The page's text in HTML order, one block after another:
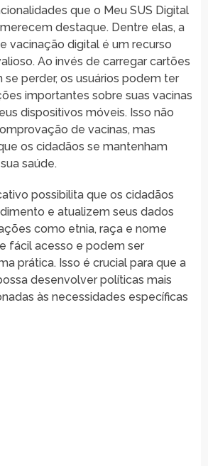
que o Meu SUS Digital
destaque. Dentre elas, a
vacinação digital é um recurso
Ao invés de carregar cartões
perder, os usuários podem ter
importantes sobre suas vacinas
dispositivos móveis. Isso não
de vacinas, mas
os cidadãos se mantenham
saúde.
possibilita que os cidadãos
e atualizem seus dados
como etnia, raça e nome
fácil acesso e podem ser
prática. Isso é crucial para que a
desenvolver políticas mais
às necessidades específicas